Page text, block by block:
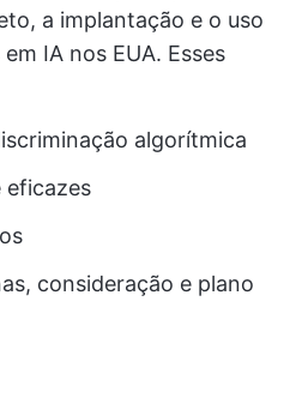
a implantação e o uso
IA nos EUA. Esses
algorítmica
eficazes
consideração e plano